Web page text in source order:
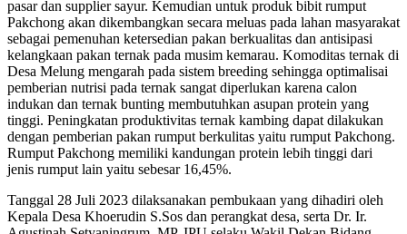
pasar dan supplier sayur. Kemudian untuk produk bibit rumput
Pakchong akan dikembangkan secara meluas pada lahan masyarakat
sebagai pemenuhan ketersedian pakan berkualitas dan antisipasi
kelangkaan pakan ternak pada musim kemarau. Komoditas ternak di
Desa Melung mengarah pada sistem breeding sehingga optimalisai
pemberian nutrisi pada ternak sangat diperlukan karena calon
indukan dan ternak bunting membutuhkan asupan protein yang
tinggi. Peningkatan produktivitas ternak kambing dapat dilakukan
dengan pemberian pakan rumput berkulitas yaitu rumput Pakchong.
Rumput Pakchong memiliki kandungan protein lebih tinggi dari
jenis rumput lain yaitu sebesar 16,45%.
Tanggal 28 Juli 2023 dilaksanakan pembukaan yang dihadiri oleh
Kepala Desa Khoerudin S.Sos dan perangkat desa, serta Dr. Ir.